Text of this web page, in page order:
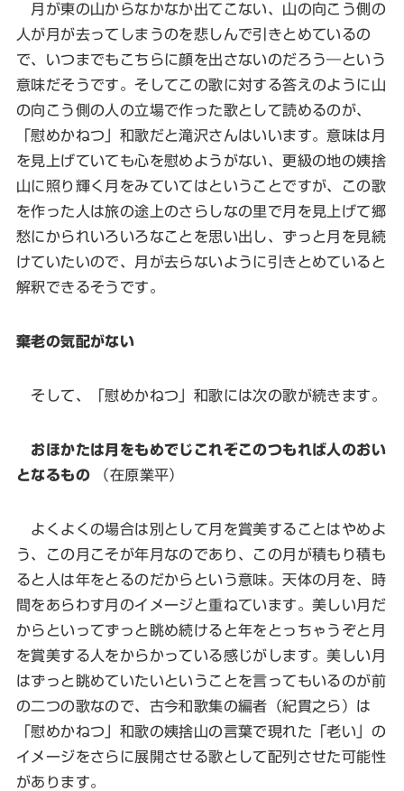
月が東の山からなかなか出てこない、山の向こう側の
人が月が去ってしまうのを悲しんで引きとめているの
で、いつまでもこちらに顔を出さないのだろう―という
意味だそうです。そしてこの歌に対する答えのように山
の向こう側の人の立場で作った歌として読めるのが、
「慰めかねつ」和歌だと滝沢さんはいいます。意味は月
を見上げていても心を慰めようがない、更級の地の姨捨
山に照り輝く月をみていてはということですが、この歌
を作った人は旅の途上のさらしなの里で月を見上げて郷
愁にかられいろいろなことを思い出し、ずっと月を見続
けていたいので、月が去らないように引きとめていると
解釈できるそうです。
棄老の気配がない
そして、「慰めかねつ」和歌には次の歌が続きます。
おほかたは月をもめでじこれぞこのつもれば人のおい
となるもの
（在原業平）
よくよくの場合は別として月を賞美することはやめよ
う、この月こそが年月なのであり、この月が積もり積も
ると人は年をとるのだからという意味。天体の月を、時
間をあらわす月のイメージと重ねています。美しい月だ
からといってずっと眺め続けると年をとっちゃうぞと月
を賞美する人をからかっている感じがします。美しい月
はずっと眺めていたいということを言ってもいるのが前
の二つの歌なので、古今和歌集の編者（紀貫之ら）は
「慰めかねつ」和歌の姨捨山の言葉で現れた「老い」の
イメージをさらに展開させる歌として配列させた可能性
があります。